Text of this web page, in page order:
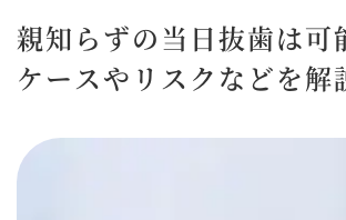
親知らずの当日抜歯は可
ケースやリスクなどを解